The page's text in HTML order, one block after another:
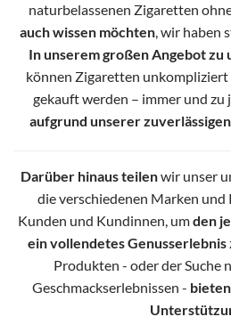
naturbelassenen Zigaretten
auch wissen möchten, wir haben
In unserem großen Angebot zu
können Zigaretten
gekauft werden – immer und
aufgrund unserer
Darüber hinaus teilenwir unser
die verschiedenen Marken
Kunden und Kundinnen, umden
ein vollendetes Genusserlebnis
Produkten - oder der Suche
Geschmackserlebnissen -